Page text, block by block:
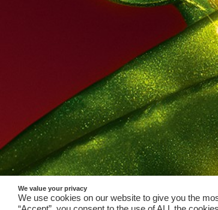
We value your privacy
We use cookies on our website to give you the